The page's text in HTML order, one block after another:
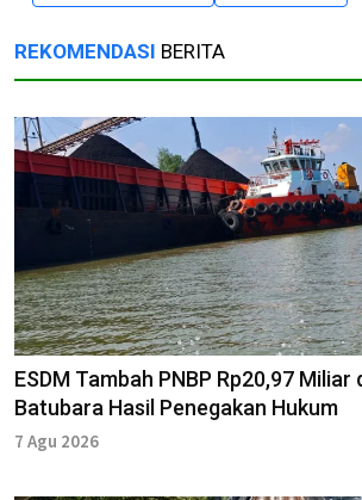
REKOMENDASI BERITA
ESDM Tambah PNBP Rp20,97 Miliar
Batubara Hasil Penegakan Hukum
7 Agu 2026